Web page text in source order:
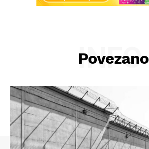
Povezano
INFO